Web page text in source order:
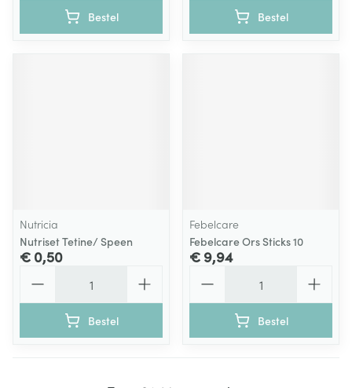
Bestel Bestel
Nutricia
Nutriset Tetine/ Speen
€ 0,50
Bestel
Febelcare
Febelcare Ors Sticks 10
€ 9,94
Bestel